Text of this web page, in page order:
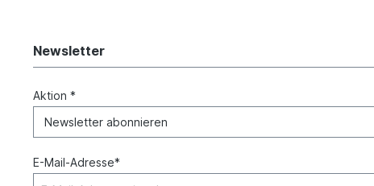
Newsletter
Aktion *
E-Mail-Adresse*